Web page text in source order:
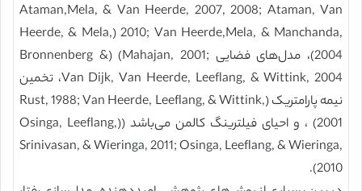
Ataman,Mela, & Van Heerde, 2007, 2008; Ataman, Van
Heerde, & Mela,) 2010; Van Heerde,Mela, & Manchanda,
2004)، مدل‌های فضایی Bronnenberg &) (Mahajan, 2001;
Van Dijk, Van Heerde, Leeflang, & Wittink, 2004، تخمین
نیمه پارامتریک (Rust, 1988; Van Heerde, Leeflang, & Wittink,
2001) ، و احیای فیلترینگ کالمن می‌باشد ((Osinga, Leeflang,
Srinivasan, & Wieringa, 2011; Osinga, Leeflang, & Wieringa,
2010).